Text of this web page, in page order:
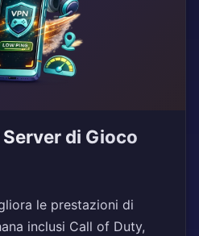
di Gioco
le prestazioni di
inclusi Call of Duty,